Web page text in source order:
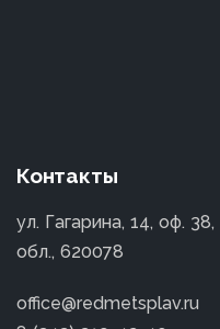
Контакты
ул. Гагарина, 14, оф.
обл., 620078
office@redmetsplav.ru